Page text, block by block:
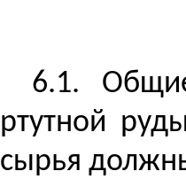
6.1.
ртутной
сырья